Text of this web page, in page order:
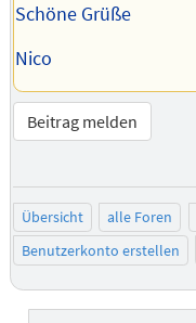
Schöne Grüße
Nico
Beitrag melden
Übersicht alle Foren
Benutzerkonto erstellen